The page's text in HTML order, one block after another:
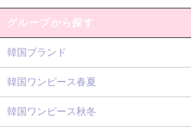
グループから探す
韓国ブランド
韓国ワンピース春夏
韓国ワンピース秋冬